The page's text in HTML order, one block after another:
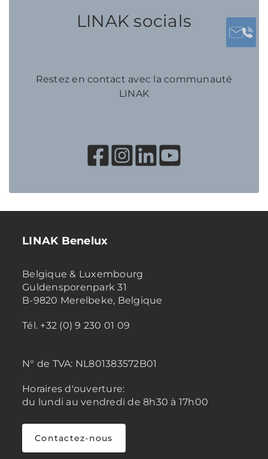
LINAK socials
Restez en contact avec la communauté
LINAK
LINAK Benelux
Belgique & Luxembourg
Guldensporenpark 31
B-9820 Merelbeke, Belgique
Tél. +32 (0) 9 230 01 09
N° de TVA: NL801383572B01
Horaires d'ouverture:
du lundi au vendredi de 8h30 à 17h00
Contactez-nous